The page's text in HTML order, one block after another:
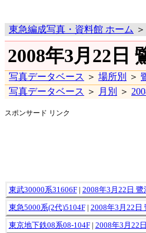
東急編成写真・資料館 ホーム
2008年3月22日
写真データベース ＞ 場所別 ＞
写真データベース ＞ 月別 ＞
スポンサード リンク
東武30000系31606F| 2008年3月22日 鷺
東急5000系(2代)5104F| 2008年3月22日
東京地下鉄08系08-104F| 2008年3月22